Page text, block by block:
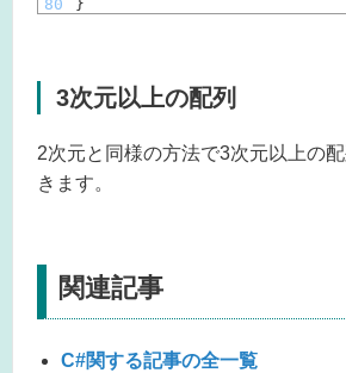
80
}
3次元以上の配列
2次元と同様の方法で3次元以上の
きます。
関連記事
C#関する記事の全一覧